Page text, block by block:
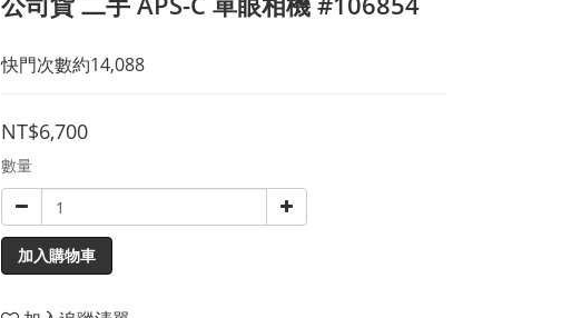
快門次數約14,088
NT$6,700
數量
加入購物車